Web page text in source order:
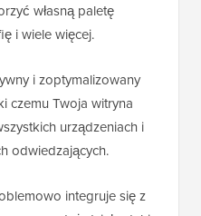
własną paletę
i wiele więcej.
i zoptymalizowany
czemu Twoja witryna
urządzeniach i
odwiedzających.
integruje się z